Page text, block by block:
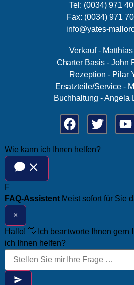
Tel: (0034) 971
Fax: (0034) 971
info@yates-
Verkauf -
Charter Basis - John
Rezeption - Pilar
Ersatzteile/Service -
Buchhaltung - Angela
Wie kann ich Ihnen helfen?
F
FAQ-Assistent Meist sofort für Sie
×
Hallo! 👋 Ich beantworte Ihnen gern
ich Ihnen helfen?